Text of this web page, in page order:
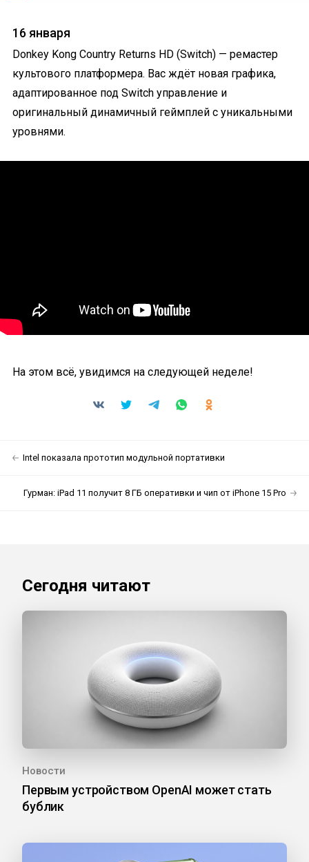
16 января
Donkey Kong Country Returns HD (Switch) — ремастер
культового платформера. Вас ждёт новая графика,
адаптированное под Switch управление и
оригинальный динамичный геймплей с уникальными
уровнями.
На этом всё, увидимся на следующей неделе!
Intel показала прототип модульной портативки
Гурман: iPad 11 получит 8 ГБ оперативки и чип от iPhone 15 Pro
Сегодня читают
Новости
Первым устройством OpenAI может стать
бублик